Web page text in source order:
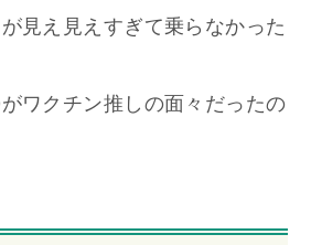
見え見えすぎて乗らなかった
ワクチン推しの面々だったの